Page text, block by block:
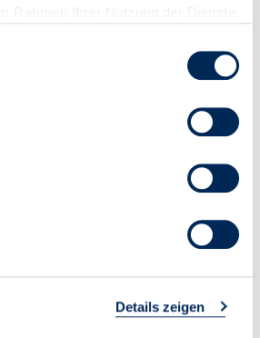
Details zeigen